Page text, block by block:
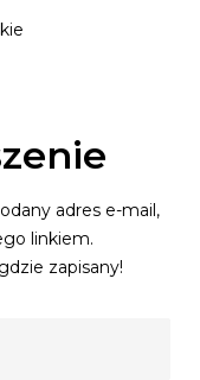
adres e-mail,
linkiem.
zapisany!